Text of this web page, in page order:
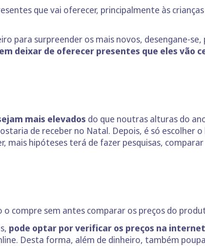
que vai oferecer, principalmente às
para surpreender os mais novos, desengane-se,
deixar de oferecer presentes que eles vão
mais elevados do que noutras alturas do
de receber no Natal. Depois, é só escolher o
mais hipóteses terá de fazer pesquisas, comparar
compre sem antes comparar os preços do
pode optar por verificar os preços na internet
Desta forma, além de dinheiro, também